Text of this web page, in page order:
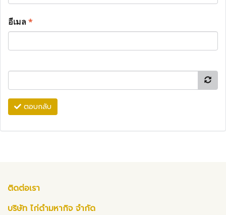
อีเมล*
ตอบกลับ
ติดต่อเรา
บริษัท ไก่ดำมหากิจ จำกัด